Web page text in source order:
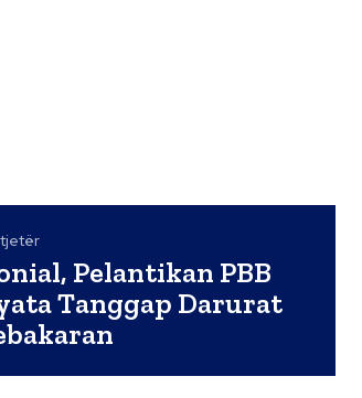
Pelantikan PBB
Tanggap Darurat